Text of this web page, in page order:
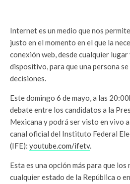
Internet es un medio que nos
justo en el momento en el que la
conexión web, desde cualquier
dispositivo, para que una persona
decisiones.
Este domingo 6 de mayo, a las
debate entre los candidatos a la
Mexicana y podrá ser visto en vivo
canal oficial del Instituto Federal
(IFE): youtube.com/ifetv.
Esta es una opción más para que los
cualquier estado de la República o